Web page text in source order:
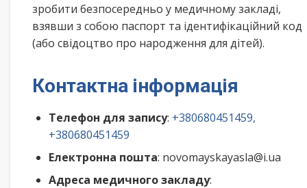
зробити безпосередньо у медичному закладі,
взявши з собою паспорт та ідентифікаційний код
(або свідоцтво про народження для дітей).
Контактна інформація
Телефон для запису: +380680451459,
+380680451459
Електронна пошта: novomayskayasla@i.ua
Адреса медичного закладу: